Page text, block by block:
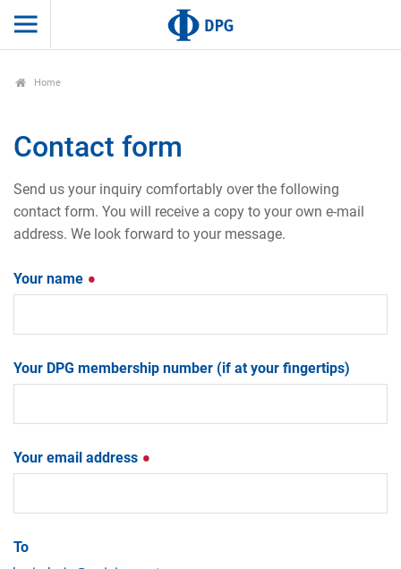
Home
Contact form
Send us your inquiry comfortably over the following
contact form. You will receive a copy to your own e-mail
address. We look forward to your message.
Your name
Your DPG membership number (if at your fingertips)
Your email address
To